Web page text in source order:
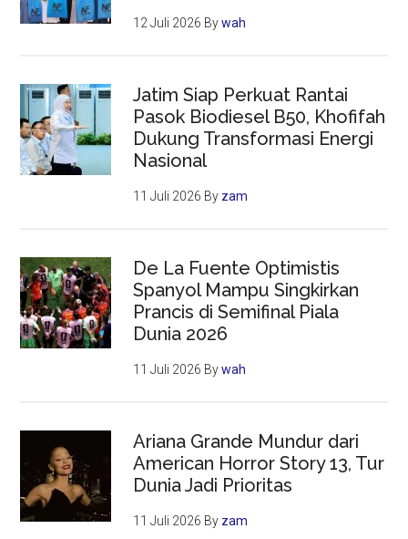
12 Juli 2026 Bywah
Jatim Siap Perkuat Rantai
Pasok Biodiesel B50, Khofifah
Dukung Transformasi Energi
Nasional
11 Juli 2026 By zam
De La Fuente Optimistis
Spanyol Mampu Singkirkan
Prancis di Semifinal Piala
Dunia 2026
11 Juli 2026 Bywah
Ariana Grande Mundur dari
American Horror Story 13, Tur
Dunia Jadi Prioritas
11 Juli 2026 By zam